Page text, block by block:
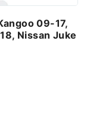
09-17,
Nissan Juke